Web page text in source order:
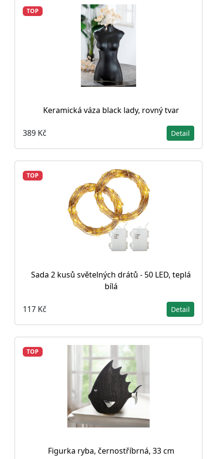
TOP
Keramická váza black lady, rovný tvar
389 Kč Detail
TOP
Sada 2 kusů světelných drátů - 50 LED, teplá
bílá
117 Kč Detail
TOP
Figurka ryba, černostříbrná, 33 cm